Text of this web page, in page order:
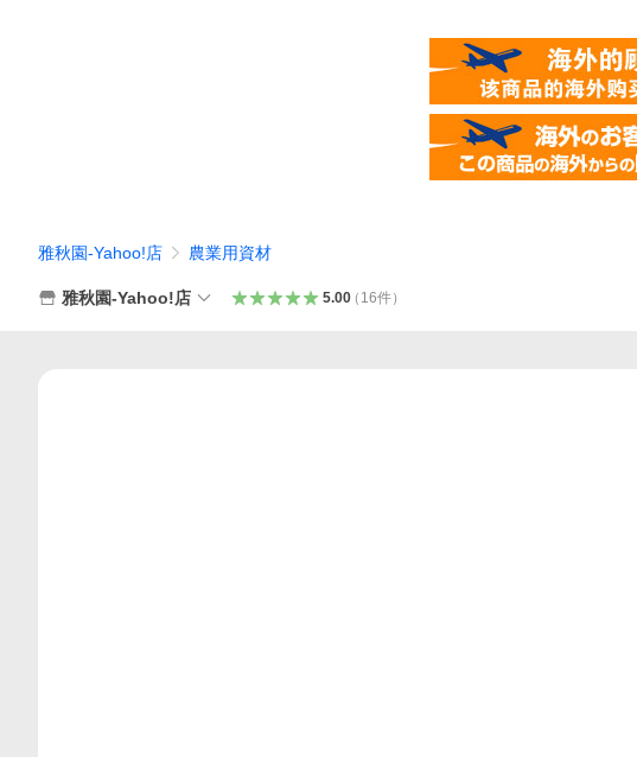
雅秋園-Yahoo!店 農業用資材
雅秋園-Yahoo!店 5.00（ 16件）